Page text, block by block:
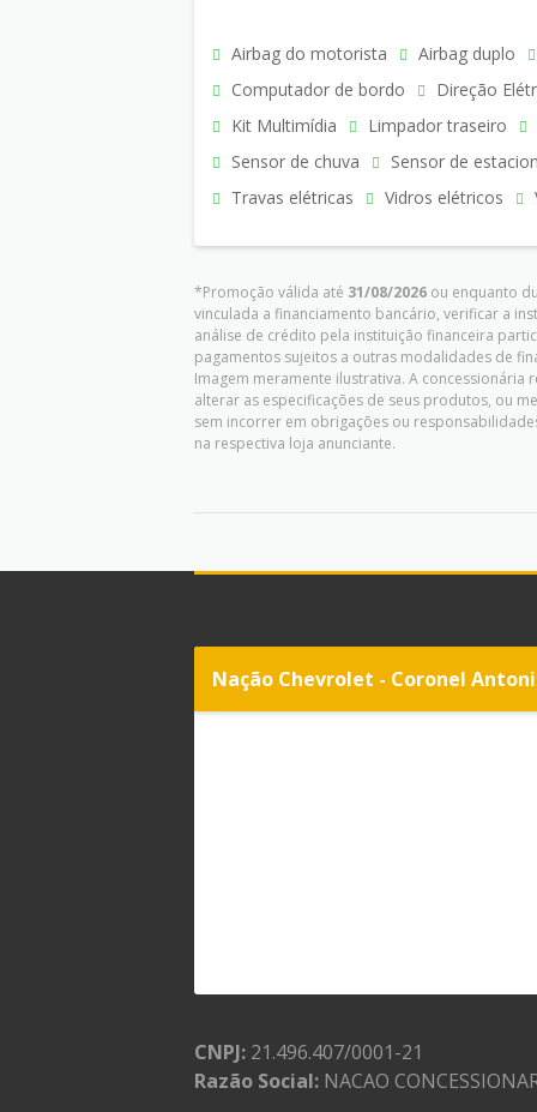
Airbag do motorista
Airbag duplo
Computador de bordo
Direção
Kit Multimídia
Limpador traseiro
Sensor de chuva
Sensor de
Travas elétricas
Vidros elétricos
*Promoção válida até 31/08/2026 ou enquanto
vinculada a financiamento bancário, verificar a
análise de crédito pela instituição financeira
pagamentos sujeitos a outras modalidades de
Imagem meramente ilustrativa. A
alterar as especificações de seus produtos, ou
sem incorrer em obrigações ou
na respectiva loja anunciante.
Nação Chevrolet - Coronel
CNPJ: 21.496.407/0001-21
Razão Social: NACAO